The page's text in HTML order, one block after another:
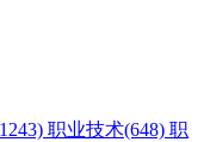
职业技术(648) 职